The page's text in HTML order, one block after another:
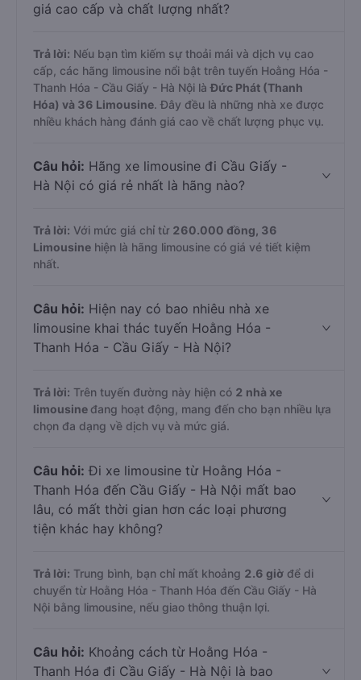
giá cao cấp và chất lượng nhất?
Trả lời: Nếu bạn tìm kiếm sự thoải mái và dịch vụ cao
cấp, các hãng limousine nổi bật trên tuyến Hoằng Hóa -
Thanh Hóa - Cầu Giấy - Hà Nội làĐức Phát (Thanh
Hóa) và 36 Limousine. Đây đều là những nhà xe được
nhiều khách hàng đánh giá cao về chất lượng phục vụ.
Câu hỏi: Hãng xe limousine đi Cầu Giấy -
Hà Nội có giá rẻ nhất là hãng nào?
Trả lời: Với mức giá chỉ từ 260.000 đồng, 36
Limousine hiện là hãng limousine có giá vé tiết kiệm
nhất.
Câu hỏi: Hiện nay có bao nhiêu nhà xe
limousine khai thác tuyến Hoằng Hóa -
Thanh Hóa - Cầu Giấy - Hà Nội?
Trả lời: Trên tuyến đường này hiện có 2 nhà xe
limousine đang hoạt động, mang đến cho bạn nhiều lựa
chọn đa dạng về dịch vụ và mức giá.
Câu hỏi: Đi xe limousine từ Hoằng Hóa -
Thanh Hóa đến Cầu Giấy - Hà Nội mất bao
lâu, có mất thời gian hơn các loại phương
tiện khác hay không?
Trả lời: Trung bình, bạn chỉ mất khoảng 2.6 giờ để di
chuyển từ Hoằng Hóa - Thanh Hóa đến Cầu Giấy - Hà
Nội bằng limousine, nếu giao thông thuận lợi.
Câu hỏi: Khoảng cách từ Hoằng Hóa -
Thanh Hóa đi Cầu Giấy - Hà Nội là bao